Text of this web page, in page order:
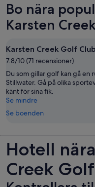
Bo nära
Karsten
Karsten Creek Golf Club
7.8/10 (71 recensioner)
Du som gillar golf kan gå en
Stillwater. Gå på olika
känt för sina fik.
Se mindre
Se boenden
Hotell
Creek